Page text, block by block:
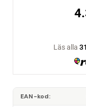
EAN-kod